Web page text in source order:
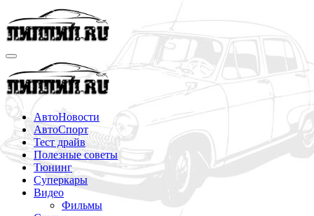
Перейти
к
содержимому
АвтоНовости
АвтоСпорт
Тест драйв
Полезные советы
Тюнинг
Суперкары
Видео
Фильмы